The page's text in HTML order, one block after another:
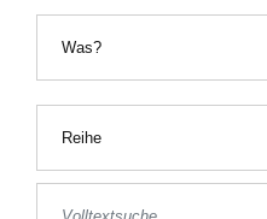
Was?
Reihe